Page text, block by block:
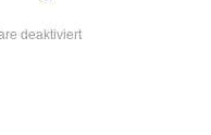
deaktiviertfür